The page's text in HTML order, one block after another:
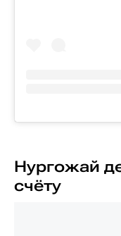
Нургожай
счёту